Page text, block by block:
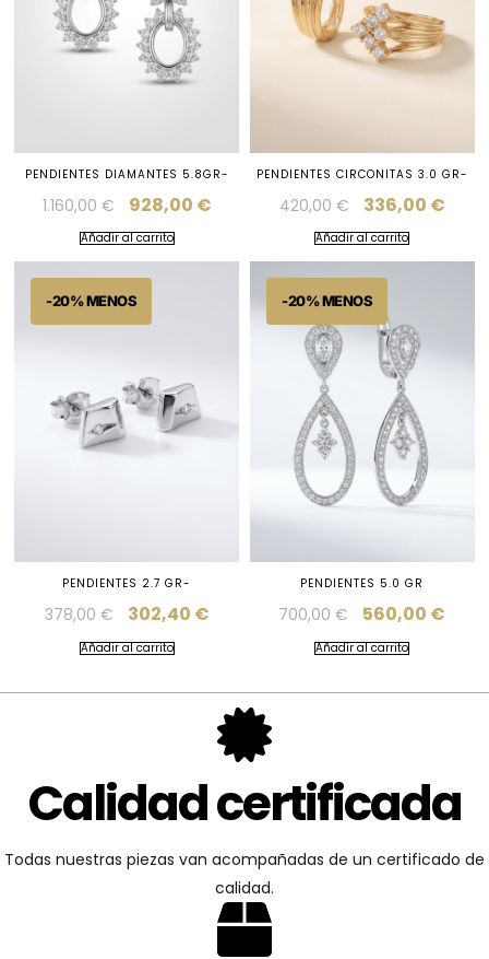
PENDIENTES DIAMANTES 5.8GR-
1.160,00 € 928,00 €
Añadir al carrito
PENDIENTES CIRCONITAS 3.0 GR-
420,00 € 336,00 €
Añadir al carrito
PENDIENTES 2.7 GR-
378,00 € 302,40 €
Añadir al carrito
PENDIENTES 5.0 GR
700,00€ 560,00 €
Añadir al carrito
Calidad certificada
Todas nuestras piezas van acompañadas de un certificado de
calidad.